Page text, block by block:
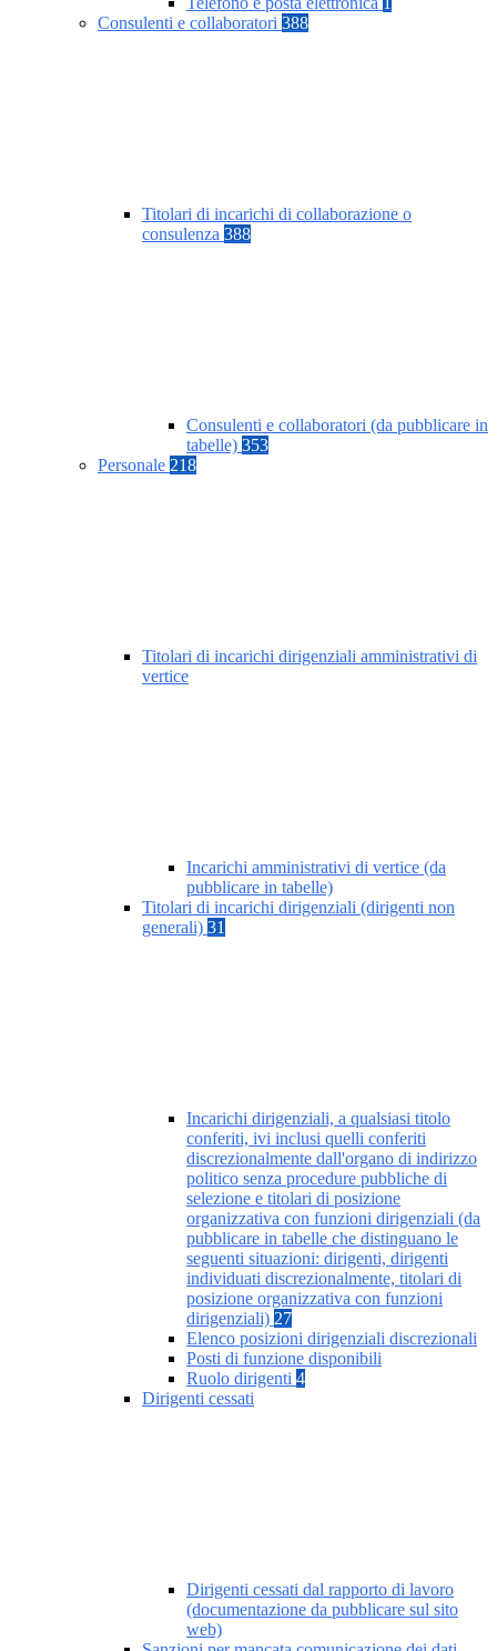
Consulenti e collaboratori 388
Titolari di incarichi di collaborazione o
consulenza 388
Consulenti e collaboratori (da pubblicare in
tabelle) 353
Personale 218
Titolari di incarichi dirigenziali amministrativi di
vertice
Incarichi amministrativi di vertice (da
pubblicare in tabelle)
Titolari di incarichi dirigenziali (dirigenti non
generali) 31
Incarichi dirigenziali, a qualsiasi titolo
conferiti, ivi inclusi quelli conferiti
discrezionalmente dall'organo di indirizzo
politico senza procedure pubbliche di
selezione e titolari di posizione
organizzativa con funzioni dirigenziali (da
pubblicare in tabelle che distinguano le
seguenti situazioni: dirigenti, dirigenti
individuati discrezionalmente, titolari di
posizione organizzativa con funzioni
dirigenziali) 27
Elenco posizioni dirigenziali discrezionali
Posti di funzione disponibili
Ruolo dirigenti 4
Dirigenti cessati
Dirigenti cessati dal rapporto di lavoro
(documentazione da pubblicare sul sito
web)